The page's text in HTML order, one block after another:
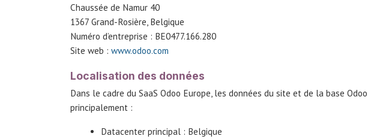
Chaussée de Namur 40
1367 Grand-Rosière, Belgique
Numéro d’entreprise : BE0477.166.280
Site web : www.odoo.com
Localisation des données
Dans le cadre du SaaS Odoo Europe, les données du site et de la base
principalement :
Datacenter principal : Belgique